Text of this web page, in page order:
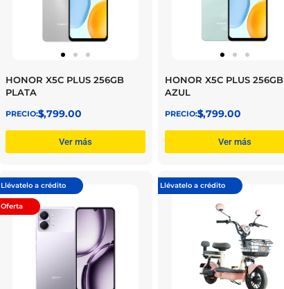
HONOR X5C PLUS 256GB
PLATA
$
3,799.00
Ver más
HONOR X5C PLUS 256GB
AZUL
$
3,799.00
Ver más
Llévatelo a crédito
Oferta
Llévatelo a crédito